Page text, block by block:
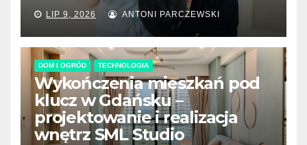
LIP 9, 2026 ANTONI PARCZEWSKI
DOM I OGRÓD TECHNOLOGIA
Wykończenia mieszkań pod
klucz w Gdańsku –
projektowanie i realizacja
wnętrz SML Studio